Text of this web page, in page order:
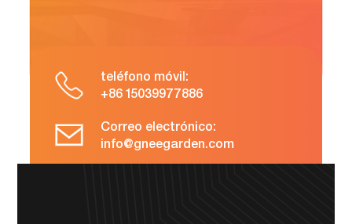
teléfono móvil:
+86 15039977886
Correo electrónico:
info@gneegarden.com